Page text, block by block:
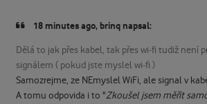
18 minutes ago, brinq napsal:
Dělá to jak přes kabel, tak přes wi-fi tudiž není
signálem ( pokud jste myslel wi-fi )
Samozrejme, ze NEmyslel WiFi, ale signal v
A tomu odpovida i to "Zkoušel jsem měřit